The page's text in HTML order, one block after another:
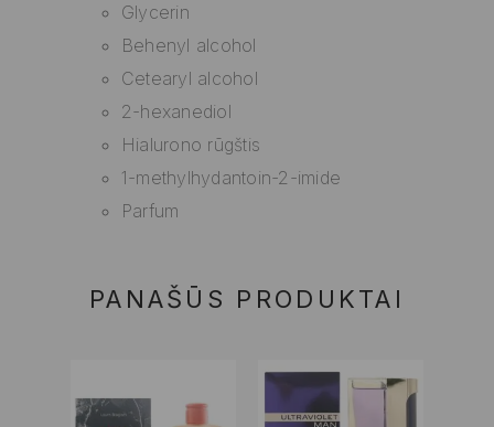
Glycerin
Behenyl alcohol
Cetearyl alcohol
2-hexanediol
Hialurono rūgštis
1-methylhydantoin-2-imide
Parfum
PANAŠŪS PRODUKTAI